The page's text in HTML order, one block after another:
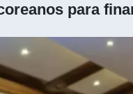
para